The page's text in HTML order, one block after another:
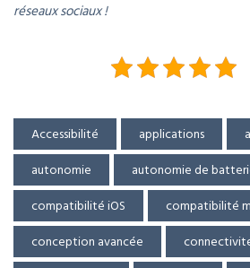
réseaux sociaux !
Accessibilité applications
autonomie
autonomie de
compatibilité iOS
compatibilité
conception avancée